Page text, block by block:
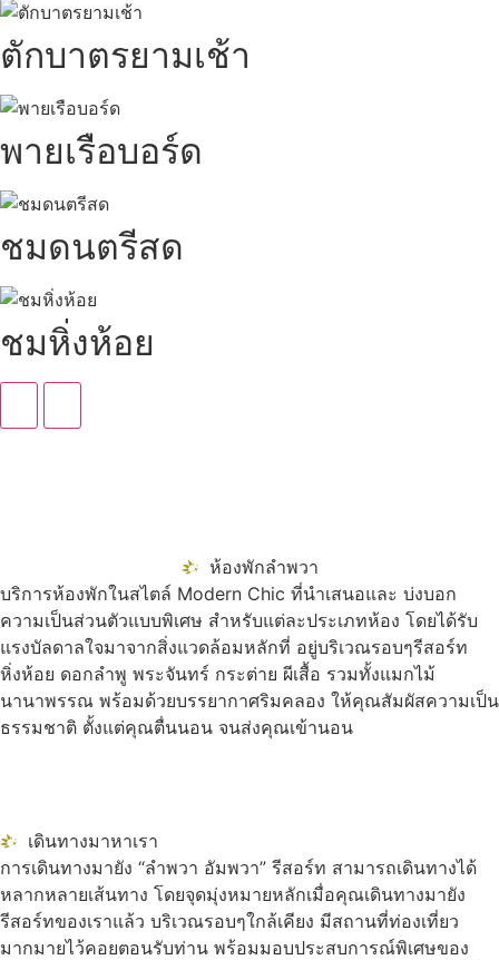
ตักบาตรยามเช้า
พายเรือบอร์ด
ชมดนตรีสด
ชมหิ่งห้อย
ห้องพักลำพวา
บริการห้องพักในสไตล์ Modern Chic ที่นำเสนอและ บ่งบอก
ความเป็นส่วนตัวแบบพิเศษ สำหรับแต่ละประเภทห้อง โดยได้รับ
แรงบัลดาลใจมาจากสิ่งแวดล้อมหลักที่ อยู่บริเวณรอบๆรีสอร์ท
หิ่งห้อย ดอกลำพู พระจันทร์ กระต่าย ผีเสื้อ รวมทั้งแมกไม้
นานาพรรณ พร้อมด้วยบรรยากาศริมคลอง ให้คุณสัมผัสความเป็น
ธรรมชาติ ตั้งแต่คุณตื่นนอน จนส่งคุณเข้านอน
เดินทางมาหาเรา
การเดินทางมายัง “ลำพวา อัมพวา” รีสอร์ท สามารถเดินทางได้
หลากหลายเส้นทาง โดยจุดมุ่งหมายหลักเมื่อคุณเดินทางมายัง
รีสอร์ทของเราแล้ว บริเวณรอบๆใกล้เคียง มีสถานที่ท่องเที่ยว
มากมายไว้คอยตอนรับท่าน พร้อมมอบประสบการณ์พิเศษของ